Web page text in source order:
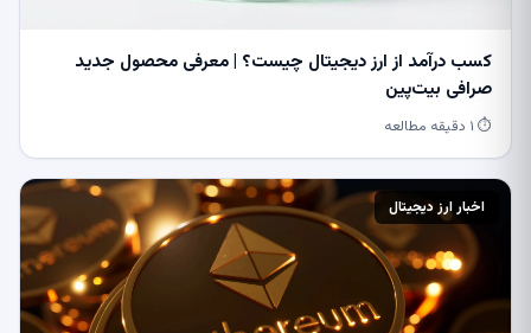
کسب درآمد از ارز دیجیتال چیست؟ | معرفی محصول جدید
صرافی بیت‌پین
⏱ ۱ دقیقه مطالعه
اخبار ارز دیجیتال